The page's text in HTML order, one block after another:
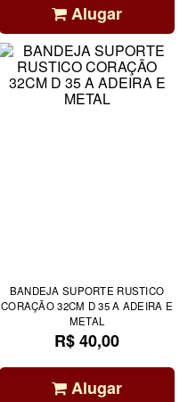
Alugar
BANDEJA SUPORTE RUSTICO
CORAÇÃO 32CM D 35 A ADEIRA E
METAL
R$ 40,00
Alugar